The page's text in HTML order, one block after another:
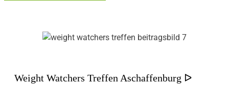
Weight Watchers Treffen Aschaffenburg ᐅ